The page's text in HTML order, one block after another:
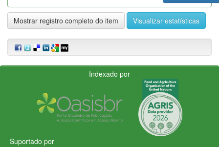
Mostrar registro completo do item Visualizar estatísticas
Indexado por
Suportado por